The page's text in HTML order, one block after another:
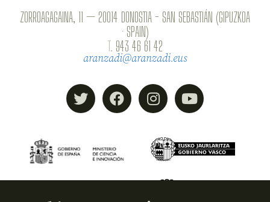
ZORROAGAGAINA, 11 — 20014 DONOSTIA - SAN SEBASTIÁN (GIPUZKOA
· SPAIN)
T. 943 46 61 42
aranzadi@aranzadi.eus